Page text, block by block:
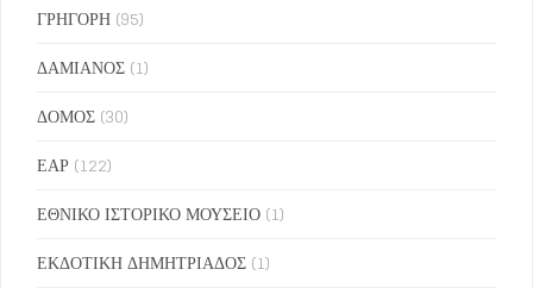
ΓΡΗΓΟΡΗ (95)
ΔΑΜΙΑΝΟΣ (1)
ΔΟΜΟΣ (30)
ΕΑΡ (122)
ΕΘΝΙΚΟ ΙΣΤΟΡΙΚΟ ΜΟΥΣΕΙΟ (1)
ΕΚΔΟΤΙΚΗ ΔΗΜΗΤΡΙΑΔΟΣ (1)